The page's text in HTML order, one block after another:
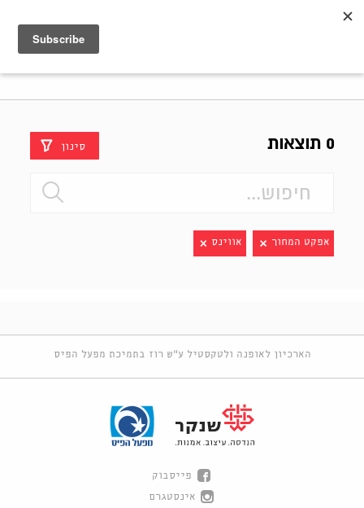
0 תוצאות סינון
אפקט המחוך אווינס
הארכיון לאופנה ולטקסטיל ע"ש רוז בתמיכת מפעל הפיס
פייסבוק
אינסטגרם